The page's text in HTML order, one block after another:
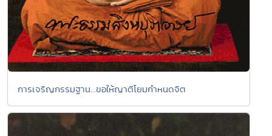
การเจริญกรรมฐาน...ขอให้ญาติโยมกำหนดจิต